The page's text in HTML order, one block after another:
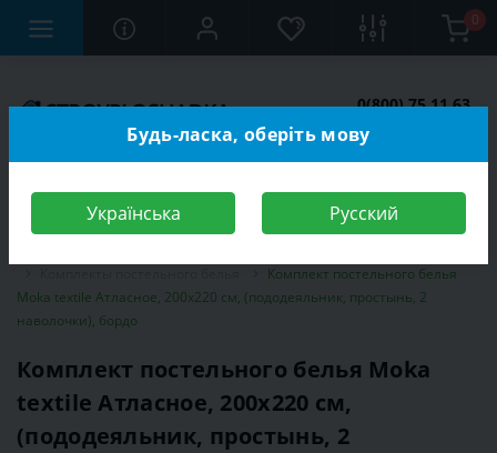
0
0(800) 75 11 63
Комплект постельного белья
Moka textile Атласное, 200х220 см, (пододеяльник, простынь, 2
наволочки), бордо
Комплект постельного белья Moka
textile Атласное, 200х220 см,
(пододеяльник, простынь, 2
Будь-ласка, оберіть мову
Українська Русский